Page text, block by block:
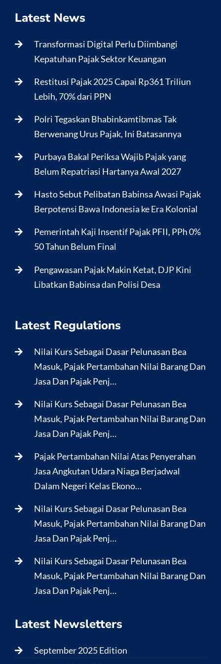
Latest News
Transformasi Digital Perlu Diimbangi
Kepatuhan Pajak Sektor Keuangan
Restitusi Pajak 2025 Capai Rp361 Triliun
Lebih, 70% dari PPN
Polri Tegaskan Bhabinkamtibmas Tak
Berwenang Urus Pajak, Ini Batasannya
Purbaya Bakal Periksa Wajib Pajak yang
Belum Repatriasi Hartanya Awal 2027
Hasto Sebut Pelibatan Babinsa Awasi Pajak
Berpotensi Bawa Indonesia ke Era Kolonial
Pemerintah Kaji Insentif Pajak PFII, PPh 0%
50 Tahun Belum Final
Pengawasan Pajak Makin Ketat, DJP Kini
Libatkan Babinsa dan Polisi Desa
Latest Regulations
Nilai Kurs Sebagai Dasar Pelunasan Bea
Masuk, Pajak Pertambahan Nilai Barang Dan
Jasa Dan Pajak Penj…
Nilai Kurs Sebagai Dasar Pelunasan Bea
Masuk, Pajak Pertambahan Nilai Barang Dan
Jasa Dan Pajak Penj…
Pajak Pertambahan Nilai Atas Penyerahan
Jasa Angkutan Udara Niaga Berjadwal
Dalam Negeri Kelas Ekono…
Nilai Kurs Sebagai Dasar Pelunasan Bea
Masuk, Pajak Pertambahan Nilai Barang Dan
Jasa Dan Pajak Penj…
Nilai Kurs Sebagai Dasar Pelunasan Bea
Masuk, Pajak Pertambahan Nilai Barang Dan
Jasa Dan Pajak Penj…
Latest Newsletters
September 2025 Edition